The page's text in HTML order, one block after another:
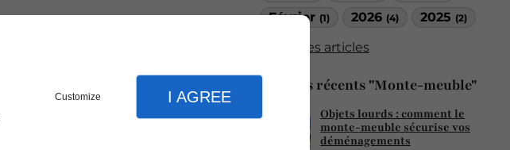
Customize I AGREE
Février (1) 2026 (4) 2025 (2)
Tous les articles
Articles récents "Monte-meuble"
Objets lourds : comment le
monte-meuble sécurise vos
déménagements